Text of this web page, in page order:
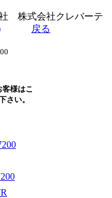
社 株式会社クレバーテ
戻る
様はこ
さい。